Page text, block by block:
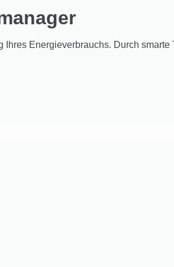
Energieverbrauchs. Durch